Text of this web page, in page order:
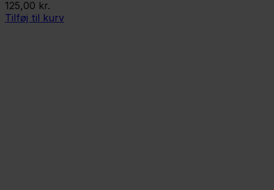
125,00 kr.
Tilføj til kurv